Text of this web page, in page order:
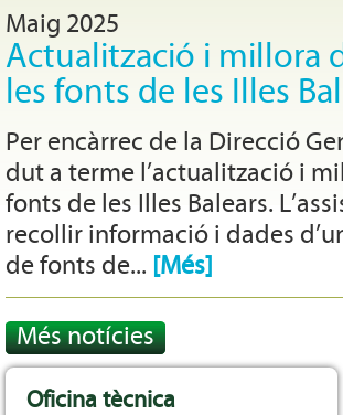
Maig 2025
Actualització i millora
les fonts de les Illes
Per encàrrec de la Direcció
dut a terme l’actualització i
fonts de les Illes Balears.
recollir informació i dades
de fonts de... [Més]
Més notícies
Oficina tècnica